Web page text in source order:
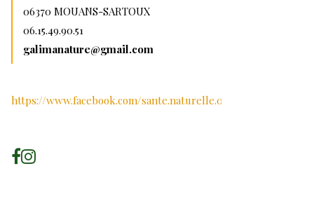
06370 MOUANS-SARTOUX
06.15.49.90.51
galimanature@gmail.com
https://www.facebook.com/sante.naturelle.06